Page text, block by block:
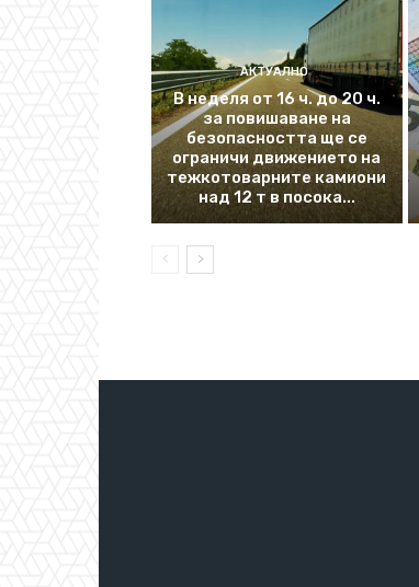
АКТУАЛНО
В неделя от 16 ч. до 20 ч.
за повишаване на
безопасността ще се
ограничи движението на
тежкотоварните камиони
над 12 т в посока...